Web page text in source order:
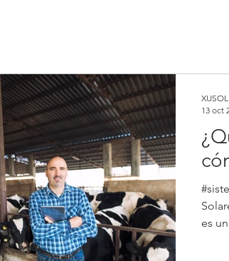
es
13 oct